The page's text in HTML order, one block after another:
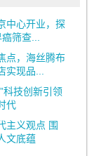
中心开业，探
筛查...
点，海丝腾布
实现品...
科技创新引领
代
主义观点 围
文底蕴